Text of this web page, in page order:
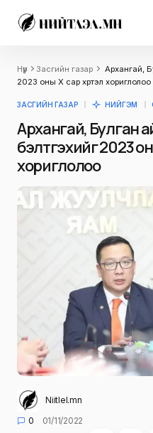
Нүүр Засгийн газар
Архангай,
2023 оны X сар хүртэл хориглолоо
ЗАСГИЙН ГАЗАР НИЙГЭМ
Архангай, Булган
бэлтгэхийг 2023
хориглолоо
Niitlel.mn
0
01/11/2022